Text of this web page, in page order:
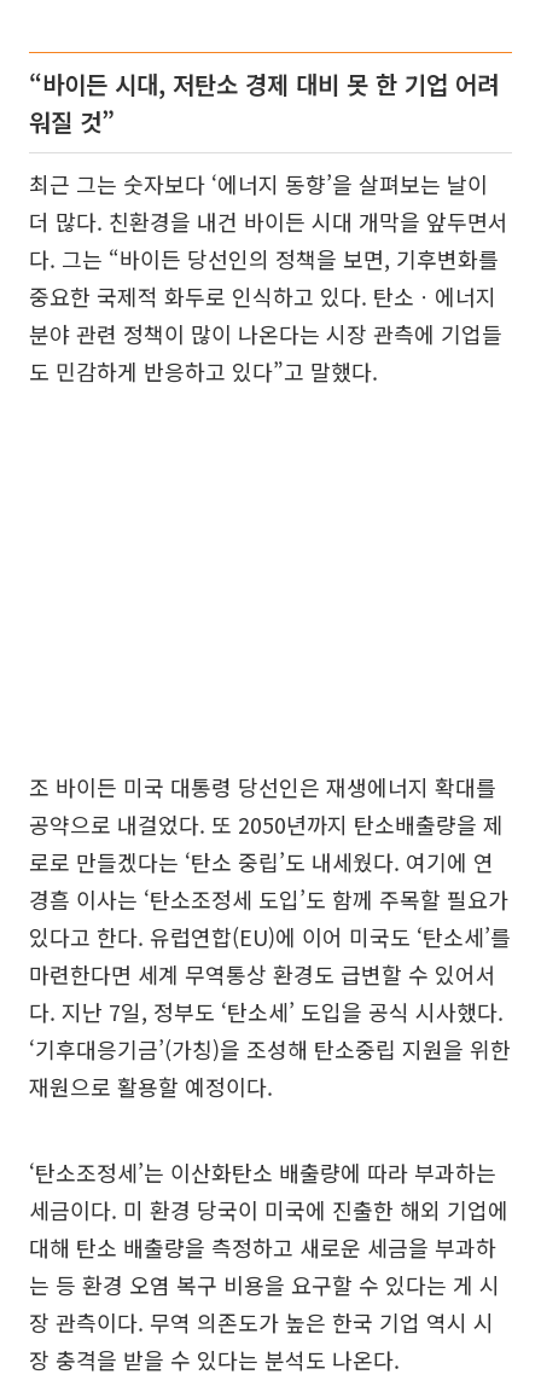
“바이든 시대, 저탄소 경제 대비 못 한 기업 어려
워질 것”
최근 그는 숫자보다 ‘에너지 동향’을 살펴보는 날이
더 많다. 친환경을 내건 바이든 시대 개막을 앞두면서
다. 그는 “바이든 당선인의 정책을 보면, 기후변화를
중요한 국제적 화두로 인식하고 있다. 탄소ㆍ에너지
분야 관련 정책이 많이 나온다는 시장 관측에 기업들
도 민감하게 반응하고 있다”고 말했다.
조 바이든 미국 대통령 당선인은 재생에너지 확대를
공약으로 내걸었다. 또 2050년까지 탄소배출량을 제
로로 만들겠다는 ‘탄소 중립’도 내세웠다. 여기에 연
경흠 이사는 ‘탄소조정세 도입’도 함께 주목할 필요가
있다고 한다. 유럽연합(EU)에 이어 미국도 ‘탄소세’를
마련한다면 세계 무역통상 환경도 급변할 수 있어서
다. 지난 7일, 정부도 ‘탄소세’ 도입을 공식 시사했다.
‘기후대응기금’(가칭)을 조성해 탄소중립 지원을 위한
재원으로 활용할 예정이다.
‘탄소조정세’는 이산화탄소 배출량에 따라 부과하는
세금이다. 미 환경 당국이 미국에 진출한 해외 기업에
대해 탄소 배출량을 측정하고 새로운 세금을 부과하
는 등 환경 오염 복구 비용을 요구할 수 있다는 게 시
장 관측이다. 무역 의존도가 높은 한국 기업 역시 시
장 충격을 받을 수 있다는 분석도 나온다.